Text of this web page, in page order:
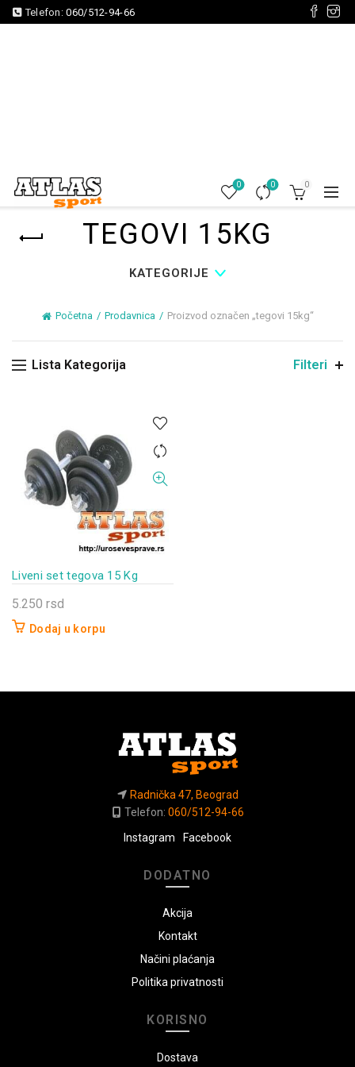
Telefon:060/512-94-66
0 0 0
TEGOVI 15KG
KATEGORIJE
Početna Prodavnica Proizvod označen „tegovi 15kg“
Lista Kategorija Filteri
Liveni set tegova 15 Kg
5.250 rsd
Dodaj u korpu
Radnička 47, Beograd
Telefon: 060/512-94-66
Instagram
Facebook
DODATNO
Akcija
Kontakt
Načini plaćanja
Politika privatnosti
KORISNO
Dostava